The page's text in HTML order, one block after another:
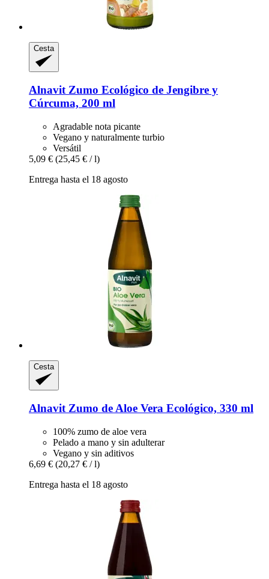
Cesta
Alnavit Zumo Ecológico de Jengibre y
Cúrcuma, 200 ml
Agradable nota picante
Vegano y naturalmente turbio
Versátil
5,09 € (25,45 € / l)
Entrega hasta el 18 agosto
Cesta
Alnavit Zumo de Aloe Vera Ecológico, 330 ml
100% zumo de aloe vera
Pelado a mano y sin adulterar
Vegano y sin aditivos
6,69 € (20,27 € / l)
Entrega hasta el 18 agosto